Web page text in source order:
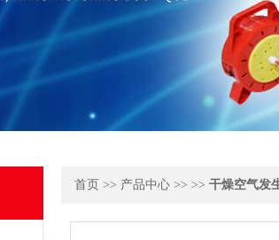
首页 >> 产品中心 >> >> 干燥空气发